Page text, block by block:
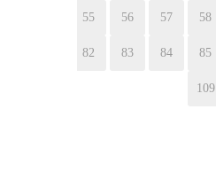
55 56 57 58
82 83 84 85
109